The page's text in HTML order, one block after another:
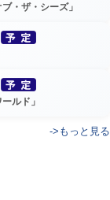
・ザ・シーズ」
ルド」
->もっと見る